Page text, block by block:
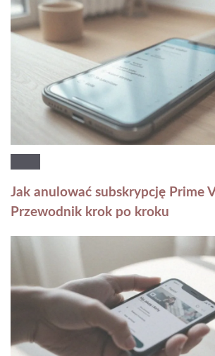
Jak anulować subskrypcję Prime
Przewodnik krok po kroku